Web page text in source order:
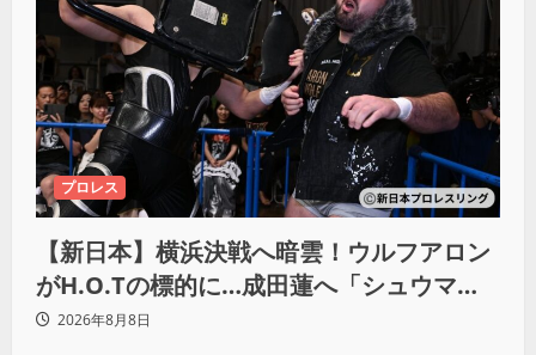
プロレス
【新日本】横浜決戦へ暗雲！ウルフアロン
がH.O.Tの標的に…成田蓮へ「シュウマイ
にしてやる」と怒り爆発
2026年8月8日